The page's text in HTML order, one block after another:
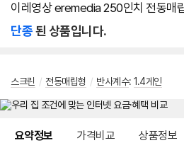
이레영상 eremedia 250인치 전동매
단종된 상품입니다.
스크린 / 전동매립형 / 반사계수: 1.4게인
요약정보 가격비교 상품정보